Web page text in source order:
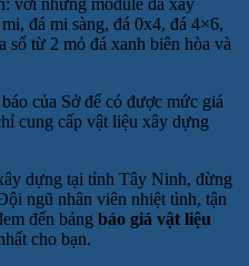
với những module đá xây
đá mi sàng, đá 0x4, đá 4×6,
từ 2 mỏ đá xanh biên hòa và
của Sở để có được mức giá
cung cấp vật liệu xây dựng
dựng tại tỉnh Tây Ninh, đừng
ngũ nhân viên nhiệt tình, tận
đến bảng báo giá vật liệu
cho bạn.